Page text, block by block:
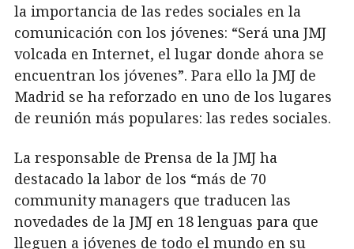
la importancia de las redes sociales en la
comunicación con los jóvenes: “Será una JMJ
volcada en Internet, el lugar donde ahora se
encuentran los jóvenes”. Para ello la JMJ de
Madrid se ha reforzado en uno de los lugares
de reunión más populares: las redes sociales.
La responsable de Prensa de la JMJ ha
destacado la labor de los “más de 70
community managers que traducen las
novedades de la JMJ en 18 lenguas para que
lleguen a jóvenes de todo el mundo en su